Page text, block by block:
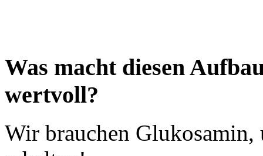
Was macht diesen
wertvoll?
Wir brauchen Glukosamin,